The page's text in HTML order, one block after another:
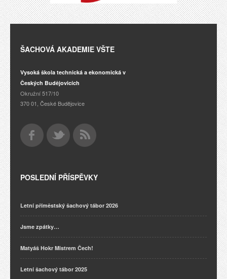
ŠACHOVÁ AKADEMIE VŠTE
Vysoká škola technická a ekonomická v
Českých Budějovicích
Okružní 517/10
370 01, České Budějovice
POSLEDNÍ PŘÍSPĚVKY
Letní příměstský šachový tábor 2026
Jsme zpátky…
Matyáš Hokr Mistrem Čech!
Letní šachový tábor 2025